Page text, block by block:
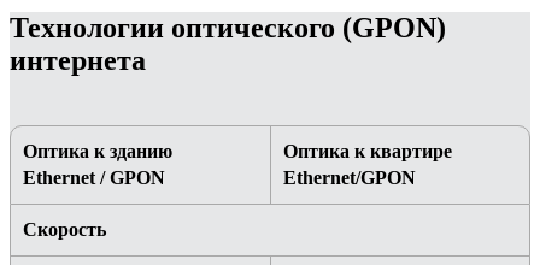
Технологии оптического (GPON)
интернета
Оптика к зданию
Ethernet / GPON
Оптика к квартире
Ethernet/GPON
Скорость